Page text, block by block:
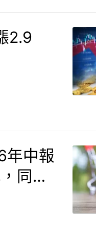
2.9
年中報
同比